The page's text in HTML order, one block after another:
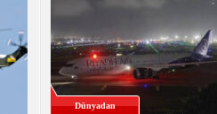
Dünyadan